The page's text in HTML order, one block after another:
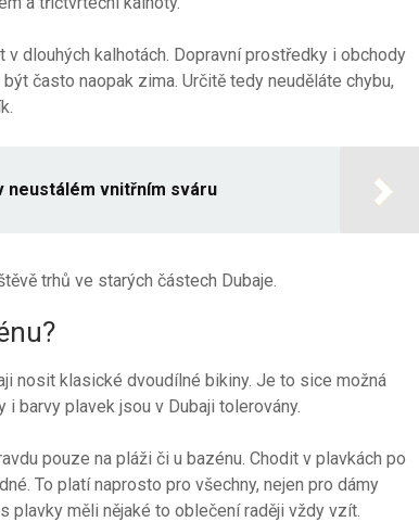
dlouhých kalhotách. Dopravní prostředky i obchody
často naopak zima. Určitě tedy neuděláte chybu,
neustálém vnitřním sváru
trhů ve starých částech Dubaje.
nosit klasické dvoudílné bikiny. Je to sice možná
barvy plavek jsou v Dubaji tolerovány.
pouze na pláži či u bazénu. Chodit v plavkách po
To platí naprosto pro všechny, nejen pro dámy
plavky měli nějaké to oblečení raději vždy vzít.